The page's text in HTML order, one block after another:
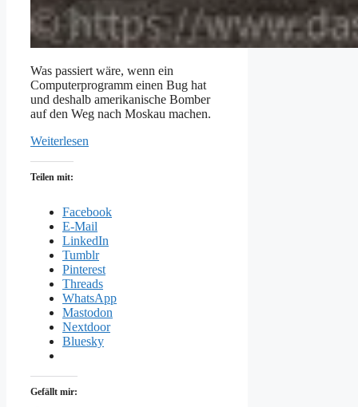
Was passiert wäre, wenn ein
Computerprogramm einen Bug hat
und deshalb amerikanische Bomber
auf den Weg nach Moskau machen.
Weiterlesen
Teilen mit:
Facebook
E-Mail
LinkedIn
Tumblr
Pinterest
Threads
WhatsApp
Mastodon
Nextdoor
Bluesky
Gefällt mir: